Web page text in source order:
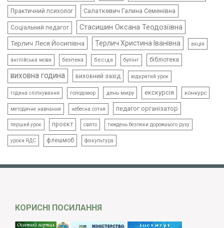
Практичний психолог Салаткевич Галина Семенівна
Соціальний педагог Стасишин Оксана Теодозіївна
Терлич Леся Йосипівна Терлич Христина Іванівна акція
англійська мова безпека бесіда булінг бібліотека
виховна година виховний захід відкритий урок
година спілкування голодомор день миру екскурсія конкурс
методичне навчання небесна сотня педагог організатор
перший урок проєкт свято тиждень безпеки дорожнього руху
уроки ЯДС флешмоб фізкультура
КОРИСНІ ПОСИЛАННЯ